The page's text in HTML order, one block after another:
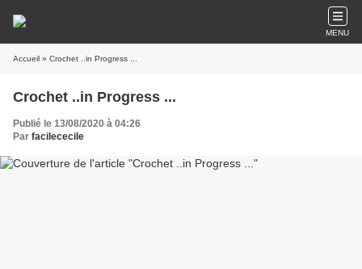
MENU
Accueil » Crochet ..in Progress ...
Crochet ..in Progress ...
Publié le 13/08/2020 à 04:26
Par facilececile